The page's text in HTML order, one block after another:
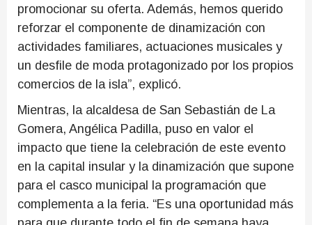
promocionar su oferta. Además, hemos querido
reforzar el componente de dinamización con
actividades familiares, actuaciones musicales y
un desfile de moda protagonizado por los propios
comercios de la isla”, explicó.
Mientras, la alcaldesa de San Sebastián de La
Gomera, Angélica Padilla, puso en valor el
impacto que tiene la celebración de este evento
en la capital insular y la dinamización que supone
para el casco municipal la programación que
complementa a la feria. “Es una oportunidad más